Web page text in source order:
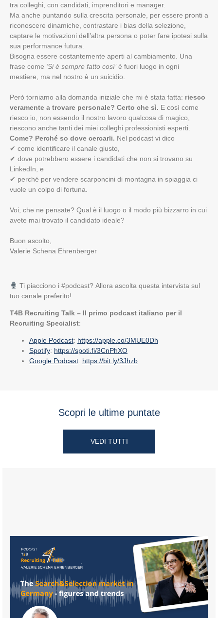
tra colleghi, con candidati, imprenditori e manager.
Ma anche puntando sulla crescita personale, per essere pronti a
riconoscere dinamiche, contrastare i bias della selezione,
captare le motivazioni dell’altra persona o poter fare ipotesi sulla
sua performance futura.
Bisogna essere costantemente aperti al cambiamento. Una
frase come ‘Si è sempre fatto così’è fuori luogo in ogni
mestiere, ma nel nostro è un suicidio.
Però torniamo alla domanda iniziale che mi è stata fatta: riesco
veramente a trovare personale? Certo che sì. E così come
riesco io, non essendo il nostro lavoro qualcosa di magico,
riescono anche tanti dei miei colleghi professionisti esperti.
Come? Perché so dove cercarli. Nel podcast vi dico
✔ come identificare il canale giusto,
✔ dove potrebbero essere i candidati che non si trovano su
LinkedIn, e
✔ perché per vendere scarponcini di montagna in spiaggia ci
vuole un colpo di fortuna.
Voi, che ne pensate? Qual è il luogo o il modo più bizzarro in cui
avete mai trovato il candidato ideale?
Buon ascolto,
Valerie Schena Ehrenberger
Ti piacciono i #podcast? Allora ascolta questa intervista sul
tuo canale preferito!
T4B Recruiting Talk – Il primo podcast italiano per il
Recruiting Specialist:
Apple Podcast: https://apple.co/3MUE0Dh
Spotify: https://spoti.fi/3CnPhXO
Google Podcast: https://bit.ly/3Jhzb
Scopri le ultime puntate
VEDI TUTTI